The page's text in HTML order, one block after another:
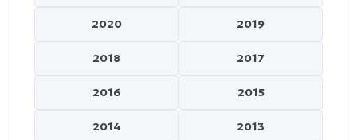
2020 2019
2018 2017
2016 2015
2014 2013